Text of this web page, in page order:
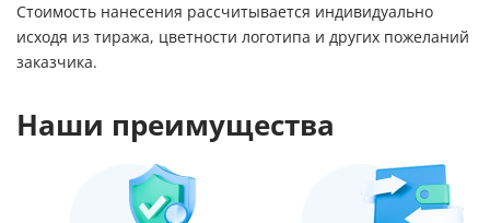
Стоимость нанесения рассчитывается индивидуально
исходя из тиража, цветности логотипа и других пожеланий
заказчика.
Наши преимущества